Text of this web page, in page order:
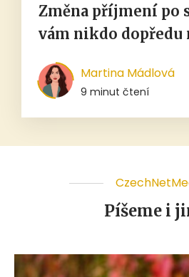
Změna příjmení po
vám nikdo dopředu
Martina Mádlová
9 minut čtení
Píšeme i